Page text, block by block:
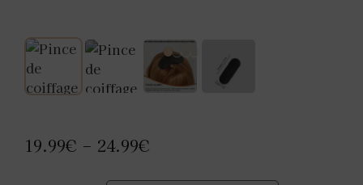
19.99€ – 24.99€